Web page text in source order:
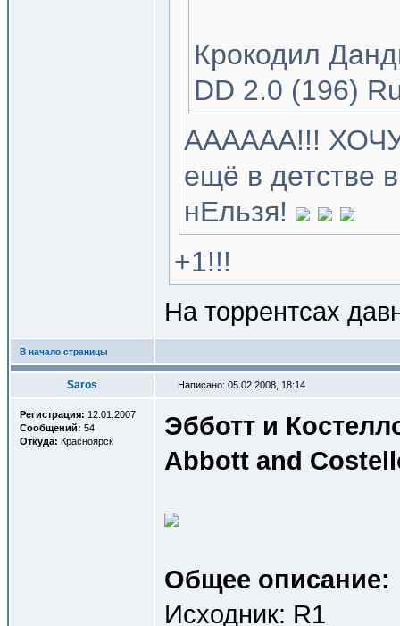
Крокодил
DD 2.0 (196)
АААААА!!!
ещё в детстве
нЕльзя!
+1!!!
На торрентсах
В начало страницы
Saros Написано: 05.02.2008, 18:14
Регистрация: 12.01.2007
Сообщений: 54
Откуда: Красноярск
Эбботт и
Abbott and
Общее описание:
Исходник: R1